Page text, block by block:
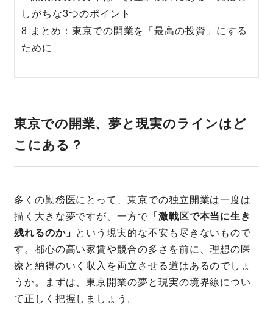
しがちな3つのポイント
8 まとめ：東京での開業を「最高の投資」にする
ために
東京での開業、夢と現実のラインはど
こにある？
多くの勤務医にとって、東京での独立開業は一度は
描く大きな夢ですが、一方で 「激戦区で本当に生き
残れるのか」 という現実的な不安も尽きないもので
す。都心の高い家賃や競合の多さを前に、理想の医
療と納得のいく収入を両立させる道はあるのでしょ
うか。まずは、東京開業の夢と現実の境界線につい
て正しく把握しましょう。